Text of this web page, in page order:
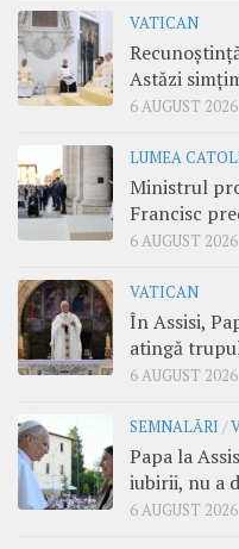
VATICAN
Astăzi
6 AUGUST 2026
LUMEA
Ministrul
Francisc
6 AUGUST 2026
VATICAN
În Assisi,
atingă
6 AUGUST 2026
SEMNALĂRI /
Papa la
iubirii, nu a
6 AUGUST 2026